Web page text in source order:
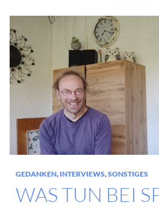
GEDANKEN, INTERVIEWS,SONSTIGES
WAS TUN BEI